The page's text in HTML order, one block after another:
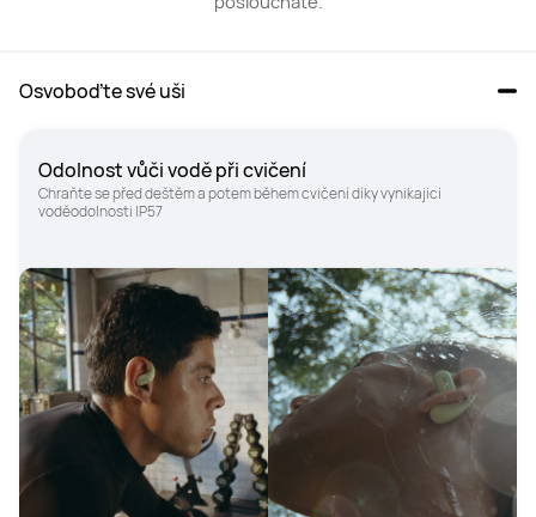
Osvoboďte své uši
Odolnost vůči vodě při cvičení
Chraňte se před deštěm a potem během cvičení díky vynikající
voděodolnosti IP57